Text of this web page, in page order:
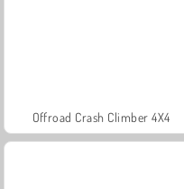
Offroad Crash Climber 4X4